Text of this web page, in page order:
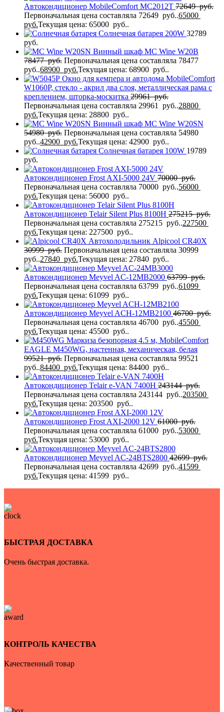
Автокондиционер MobileComfort MC2012T 72649руб.
Первоначальная цена составляла 72649 руб..65000
руб.Текущая цена: 65000 руб..
Солнечная батарея 200W 32789
руб.
Винный шкаф MC Wine W20B
78477руб. Первоначальная цена составляла 78477
руб..68900 руб.Текущая цена: 68900 руб..
Окно для кемпера и автодома MobileComfort
W1060P, стекло - акрил два слоя, металлическая рама с
креплением, шторка-москитка 29961руб.
Первоначальная цена составляла 29961 руб..28800
руб.Текущая цена: 28800 руб..
Винный шкаф MC Wine W20SN
54980руб. Первоначальная цена составляла 54980
руб..42900 руб.Текущая цена: 42900 руб..
Солнечная батарея 100W 19789
руб.
Автокондиционер Frost AXI-5000 24V 70000руб.
Первоначальная цена составляла 70000 руб..56000
руб.Текущая цена: 56000 руб..
Автокондиционер Telair Silent Plus 8100H 275215руб.
Первоначальная цена составляла 275215 руб..227500
руб.Текущая цена: 227500 руб..
Автохолодильник Alpicool CR40X
30999руб. Первоначальная цена составляла 30999
руб..27840 руб.Текущая цена: 27840 руб..
Автокондиционер Meyvel AC-12MB2000 63799руб.
Первоначальная цена составляла 63799 руб..61099
руб.Текущая цена: 61099 руб..
Автокондиционер Meyvel ACH-12MB2100 46700руб.
Первоначальная цена составляла 46700 руб..45500
руб.Текущая цена: 45500 руб..
Маркиза безопорная 4.5 м, MobileComfort
EAGLE M450WG, настенная, механическая, белая
99521руб. Первоначальная цена составляла 99521
руб..84400 руб.Текущая цена: 84400 руб..
Автокондиционер Telair e-VAN 7400H 243144руб.
Первоначальная цена составляла 243144 руб..203500
руб.Текущая цена: 203500 руб..
Автокондиционер Frost AXI-2000 12V 61000руб.
Первоначальная цена составляла 61000 руб..53000
руб.Текущая цена: 53000 руб..
Автокондиционер Meyvel AC-24BTS2800 42699руб.
Первоначальная цена составляла 42699 руб..41599
руб.Текущая цена: 41599 руб..
БЫСТРАЯ ДОСТАВКА
Очень быстрая доставка.
КОНТРОЛЬ КАЧЕСТВА
Качественный товар